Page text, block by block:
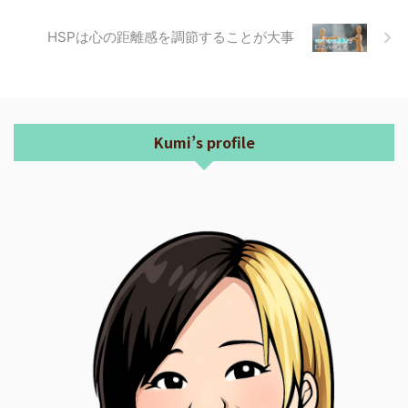
HSPは心の距離感を調節することが大事
Kumi’s profile